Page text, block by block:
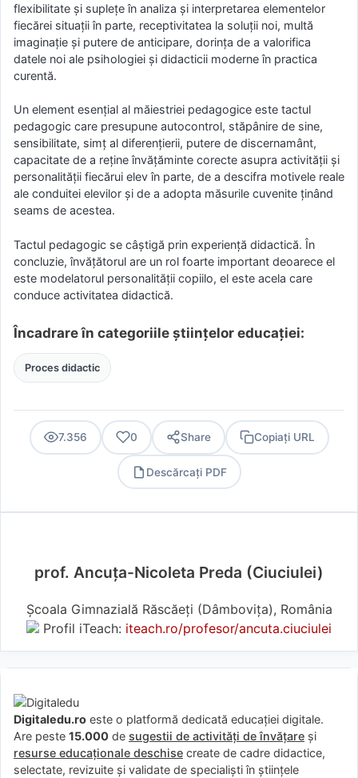
flexibilitate și suplețe în analiza și interpretarea elementelor
fiecărei situații în parte, receptivitatea la soluții noi, multă
imaginație și putere de anticipare, dorința de a valorifica
datele noi ale psihologiei și didacticii moderne în practica
curentă.
Un element esențial al măiestriei pedagogice este tactul
pedagogic care presupune autocontrol, stăpânire de sine,
sensibilitate, simț al diferențierii, putere de discernamânt,
capacitate de a reține învățăminte corecte asupra activității și
personalității fiecărui elev în parte, de a descifra motivele reale
ale conduitei elevilor și de a adopta măsurile cuvenite ținând
seams de acestea.
Tactul pedagogic se câștigă prin experiență didactică. În
concluzie, învățătorul are un rol foarte important deoarece el
este modelatorul personalității copiilo, el este acela care
conduce activitatea didactică.
Încadrare în categoriile științelor educației:
Proces didactic
7.356 0 Share Copiați URL
Descărcați PDF
prof. Ancuța-Nicoleta Preda (Ciuciulei)
Școala Gimnazială Răscăeţi (Dâmboviţa), România
Profil iTeach: iteach.ro/profesor/ancuta.ciuciulei
Digitaledu.ro este o platformă dedicată educației digitale.
Are peste 15.000 de sugestii de activități de învățare și
resurse educaționale deschise create de cadre didactice,
selectate, revizuite și validate de specialiști în științele